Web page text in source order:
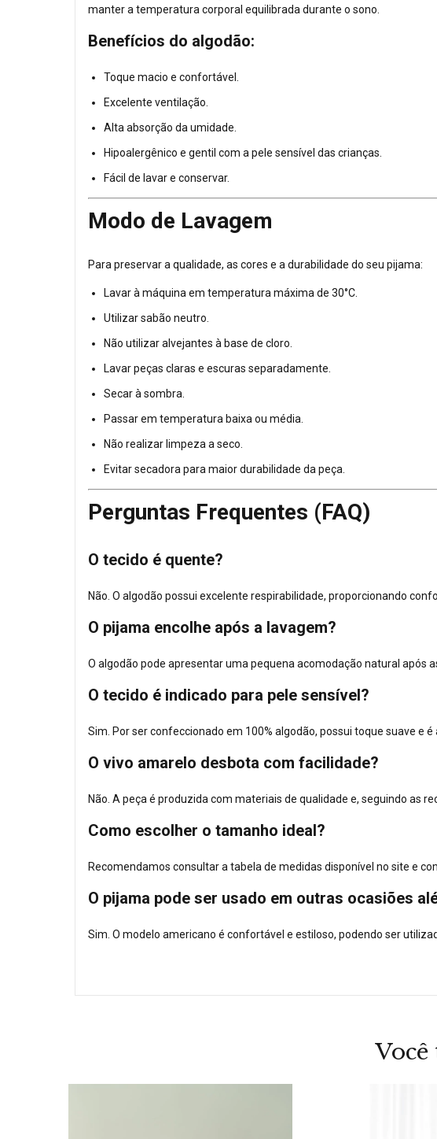
manter a temperatura corporal equilibrada durante o sono.
Benefícios do algodão:
Toque macio e confortável.
Excelente ventilação.
Alta absorção da umidade.
Hipoalergênico e gentil com a pele sensível das crianças.
Fácil de lavar e conservar.
Modo de Lavagem
Para preservar a qualidade, as cores e a durabilidade do seu pijama:
Lavar à máquina em temperatura máxima de 30°C.
Utilizar sabão neutro.
Não utilizar alvejantes à base de cloro.
Lavar peças claras e escuras separadamente.
Secar à sombra.
Passar em temperatura baixa ou média.
Não realizar limpeza a seco.
Evitar secadora para maior durabilidade da peça.
Perguntas Frequentes (FAQ)
O tecido é quente?
Não. O algodão possui excelente respirabilidade, proporcionando
O pijama encolhe após a lavagem?
O algodão pode apresentar uma pequena acomodação natural após
O tecido é indicado para pele sensível?
Sim. Por ser confeccionado em 100% algodão, possui toque suave e
O vivo amarelo desbota com facilidade?
Não. A peça é produzida com materiais de qualidade e, seguindo as
Como escolher o tamanho ideal?
Recomendamos consultar a tabela de medidas disponível no site e
O pijama pode ser usado em outras ocasiões
Sim. O modelo americano é confortável e estiloso, podendo ser
Você